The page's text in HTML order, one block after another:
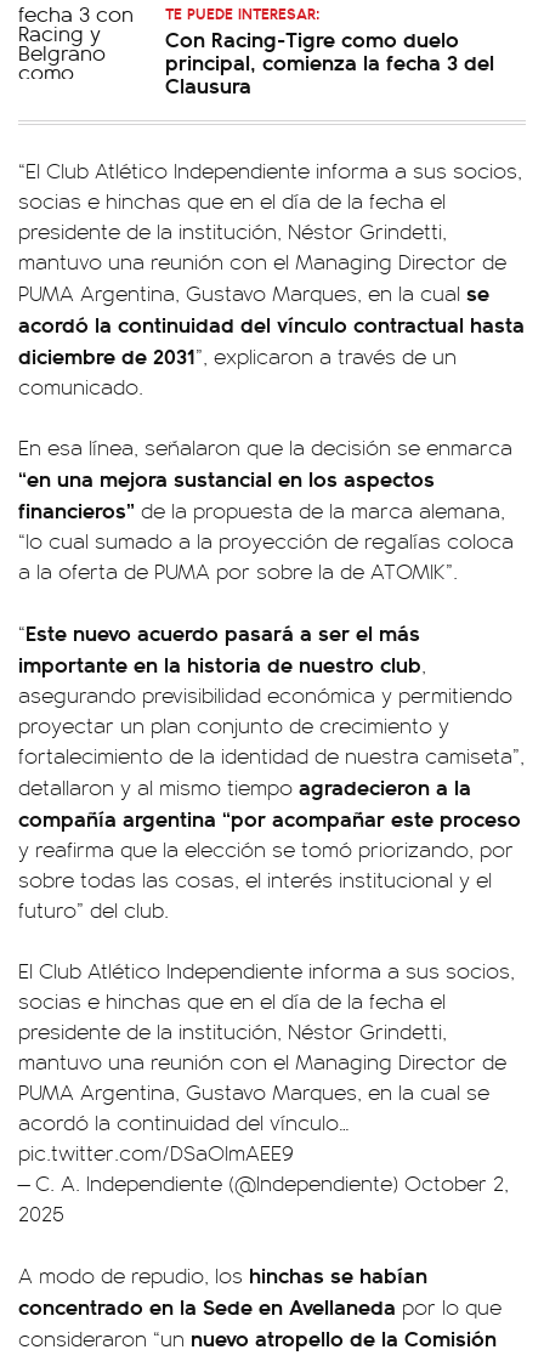
TE PUEDE INTERESAR:
Con Racing-Tigre como duelo
principal, comienza la fecha 3 del
Clausura
“El Club Atlético Independiente informa a sus socios,
socias e hinchas que en el día de la fecha el
presidente de la institución, Néstor Grindetti,
mantuvo una reunión con el Managing Director de
PUMA Argentina, Gustavo Marques, en la cual se
acordó la continuidad del vínculo contractual hasta
diciembre de 2031”, explicaron a través de un
comunicado.
En esa línea, señalaron que la decisión se enmarca
“en una mejora sustancial en los aspectos
financieros” de la propuesta de la marca alemana,
“lo cual sumado a la proyección de regalías coloca
a la oferta de PUMA por sobre la de ATOMIK”.
“Este nuevo acuerdo pasará a ser el más
importante en la historia de nuestro club,
asegurando previsibilidad económica y permitiendo
proyectar un plan conjunto de crecimiento y
fortalecimiento de la identidad de nuestra camiseta”,
detallaron y al mismo tiempo agradecieron a la
compañía argentina “por acompañar este proceso
y reafirma que la elección se tomó priorizando, por
sobre todas las cosas, el interés institucional y el
futuro” del club.
El Club Atlético Independiente informa a sus socios,
socias e hinchas que en el día de la fecha el
presidente de la institución, Néstor Grindetti,
mantuvo una reunión con el Managing Director de
PUMA Argentina, Gustavo Marques, en la cual se
acordó la continuidad del vínculo…
pic.twitter.com/DSaOlmAEE9
— C. A. Independiente (@Independiente) October 2,
2025
A modo de repudio, los hinchas se habían
concentrado en la Sede en Avellaneda por lo que
consideraron “un nuevo atropello de la Comisión